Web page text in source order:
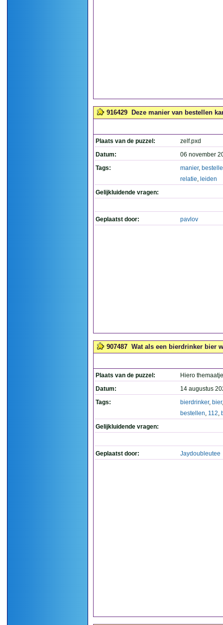
916429 Deze manier van bestellen
Plaats van de puzzel:
zelf.pxd
Datum:
06 november
Tags:
manier,
relatie, leiden
Gelijkluidende vragen:
Geplaatst door: pavlov
907487 Wat als een bierdrinker bier
Plaats van de puzzel:
Hiero themaatje
Datum:
14 augustus
Tags:
bierdrinker, bier
bestellen, 112,
Gelijkluidende vragen:
Geplaatst door: Jaydoubleutee